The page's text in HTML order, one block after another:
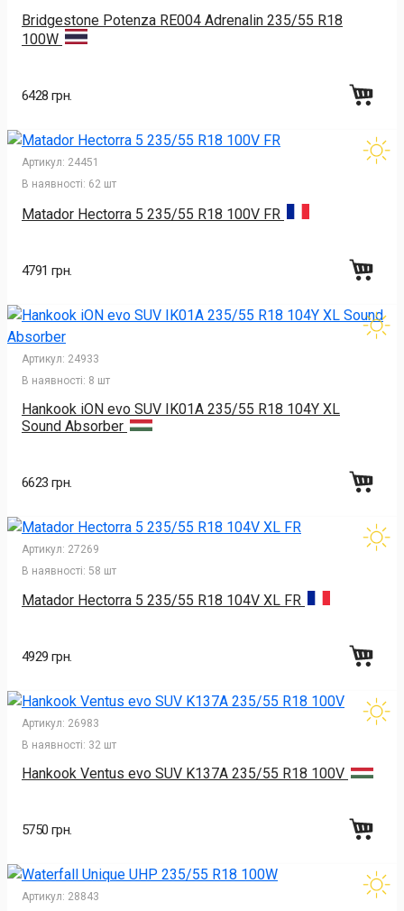
Bridgestone Potenza RE004 Adrenalin 235/55 R18
100W
6428 грн.
Артикул: 24451
В наявності: 62 шт
Matador Hectorra 5 235/55 R18 100V FR
4791 грн.
Артикул: 24933
В наявності: 8 шт
Hankook iON evo SUV IK01A 235/55 R18 104Y XL
Sound Absorber
6623 грн.
Артикул: 27269
В наявності: 58 шт
Matador Hectorra 5 235/55 R18 104V XL FR
4929 грн.
Артикул: 26983
В наявності: 32 шт
Hankook Ventus evo SUV K137A 235/55 R18 100V
5750 грн.
Артикул: 28843